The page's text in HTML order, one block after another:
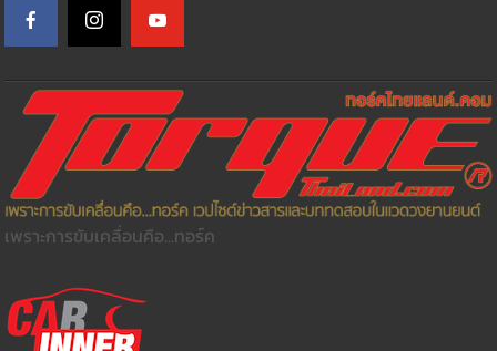
เพราะการขับเคลื่อนคือ...ทอร์ค